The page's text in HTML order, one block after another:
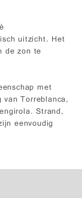
uitzicht. Het
de zon te
met
Torreblanca,
Strand,
eenvoudig